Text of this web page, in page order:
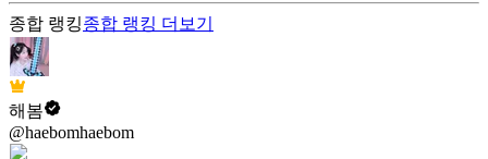
종합 랭킹종합 랭킹 더보기
해봄
@haebomhaebom